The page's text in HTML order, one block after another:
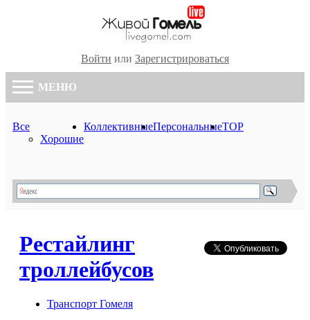
Войти или Зарегистрироваться
МЕНЮ
Все
Хорошие
КоллективныеПерсональныеTOP
Рестайлинг
троллейбусов
Транспорт Гомеля